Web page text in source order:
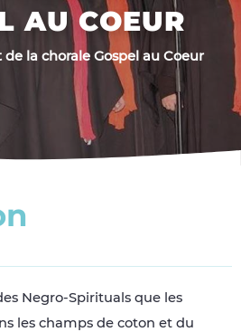
AU COEUR
de la chorale Gospel au Coeur
n
Negro-Spirituals que les
les champs de coton et du